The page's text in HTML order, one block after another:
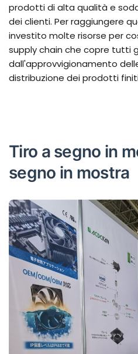
prodotti di alta qualità e
dei clienti. Per raggiungere
investito molte risorse per
supply chain che copre tutti
dall'approvvigionamento
distribuzione dei prodotti
Tiro a segno in
segno in mostra